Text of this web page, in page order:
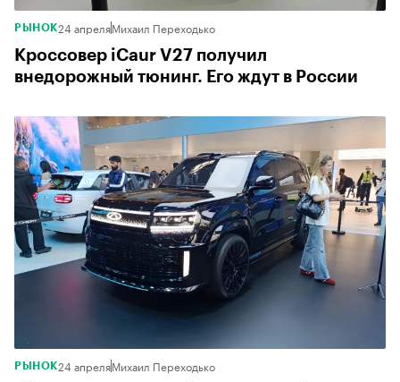
РЫНОК24 апреляМихаил Переходько
Кроссовер iCaur V27 получил
внедорожный тюнинг. Его ждут в России
РЫНОК24 апреляМихаил Переходько